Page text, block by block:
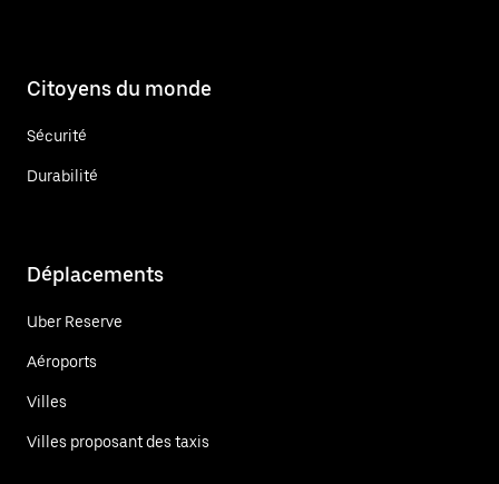
Citoyens du monde
Sécurité
Durabilité
Déplacements
Uber Reserve
Aéroports
Villes
Villes proposant des taxis